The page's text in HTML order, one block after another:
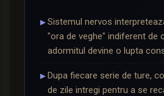
►Sistemul nervos
"ora de veghe" indiferent de
adormitul devine o lupta
►Dupa fiecare serie de ture,
de zile intregi pentru a se